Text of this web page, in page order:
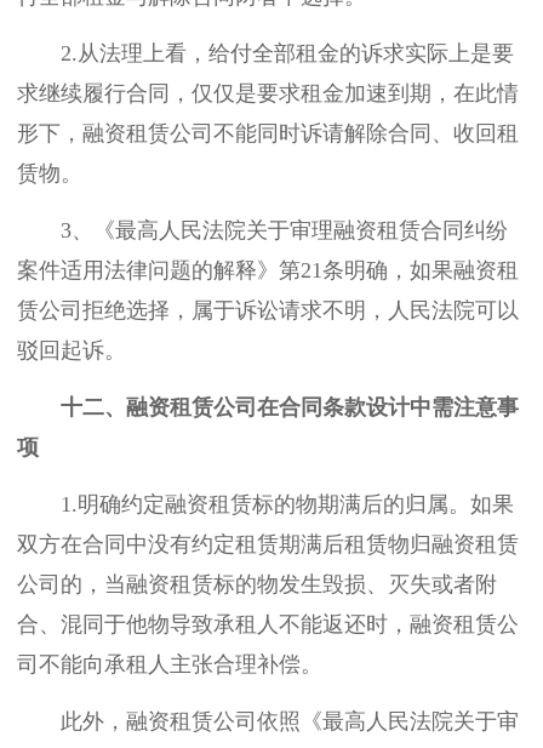
2.从法理上看，给付全部租金的诉求实际上是要
求继续履行合同，仅仅是要求租金加速到期，在此情
形下，融资租赁公司不能同时诉请解除合同、收回租
赁物。
3、《最高人民法院关于审理融资租赁合同纠纷
案件适用法律问题的解释》第21条明确，如果融资租
赁公司拒绝选择，属于诉讼请求不明，人民法院可以
驳回起诉。
十二、融资租赁公司在合同条款设计中需注意事
项
1.明确约定融资租赁标的物期满后的归属。如果
双方在合同中没有约定租赁期满后租赁物归融资租赁
公司的，当融资租赁标的物发生毁损、灭失或者附
合、混同于他物导致承租人不能返还时，融资租赁公
司不能向承租人主张合理补偿。
此外，融资租赁公司依照《最高人民法院关于审